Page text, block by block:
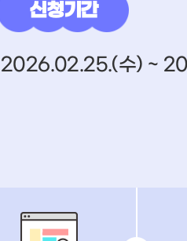
신청기간
2026.02.25.(수) ~